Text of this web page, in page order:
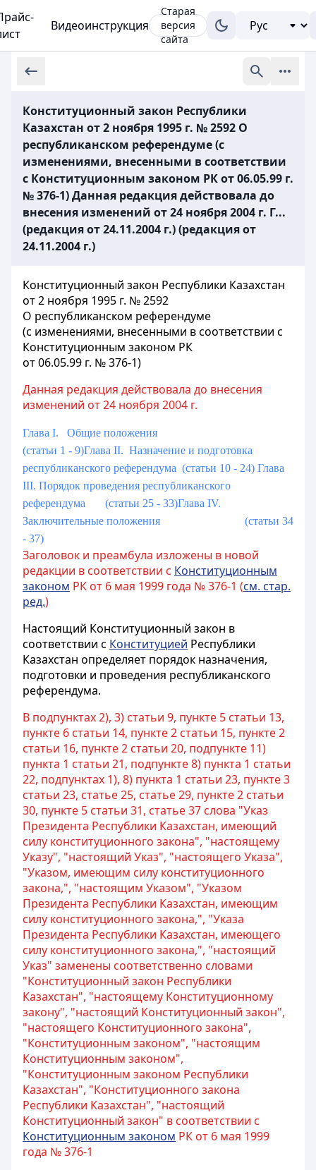
Видеоинструкция
Старая
версия
сайта
Конституционный закон Республики
Казахстан от 2 ноября 1995 г. № 2592 О
республиканском референдуме (с
изменениями, внесенными в соответствии
с Конституционным законом РК от 06.05.99 г.
№ 376-1) Данная редакция действовала до
внесения изменений от 24 ноября 2004 г. Г...
(редакция от 24.11.2004 г.) (редакция от
24.11.2004 г.)
Конституционный закон Республики Казахстан
от 2 ноября 1995 г. № 2592
О республиканском референдуме
(с изменениями, внесенными в соответствии с
Конституционным законом РК
от 06.05.99 г. № 376-1)
Данная редакция действовала до внесения
изменений от 24 ноября 2004 г.
Глава I. Общие положения
(статьи 1 - 9)Глава II. Назначение и подготовка
республиканского референдума (статьи 10 - 24) Глава
III. Порядок проведения республиканского
референдума (статьи 25 - 33)Глава IV.
Заключительные положения (статьи 34
- 37)
Заголовок и преамбула изложены в новой
редакции в соответствии с Конституционным
законом РК от 6 мая 1999 года № 376-1 (см. стар.
ред.)
Настоящий Конституционный закон в
соответствии с Конституцией Республики
Казахстан определяет порядок назначения,
подготовки и проведения республиканского
референдума.
В подпунктах 2), 3) статьи 9, пункте 5 статьи 13,
пункте 6 статьи 14, пункте 2 статьи 15, пункте 2
статьи 16, пункте 2 статьи 20, подпункте 11)
пункта 1 статьи 21, подпункте 8) пункта 1 статьи
22, подпунктах 1), 8) пункта 1 статьи 23, пункте 3
статьи 23, статье 25, статье 29, пункте 2 статьи
30, пункте 5 статьи 31, статье 37 слова "Указ
Президента Республики Казахстан, имеющий
силу конституционного закона", "настоящему
Указу", "настоящий Указ", "настоящего Указа",
"Указом, имеющим силу конституционного
закона,", "настоящим Указом", "Указом
Президента Республики Казахстан, имеющим
силу конституционного закона,", "Указа
Президента Республики Казахстан, имеющего
силу конституционного закона,", "настоящий
Указ" заменены соответственно словами
"Конституционный закон Республики
Казахстан", "настоящему Конституционному
закону", "настоящий Конституционный закон",
"настоящего Конституционного закона",
"Конституционным законом", "настоящим
Конституционным законом",
"Конституционным законом Республики
Казахстан", "Конституционного закона
Республики Казахстан", "настоящий
Конституционный закон" в соответствии с
Конституционным законом РК от 6 мая 1999
года № 376-1